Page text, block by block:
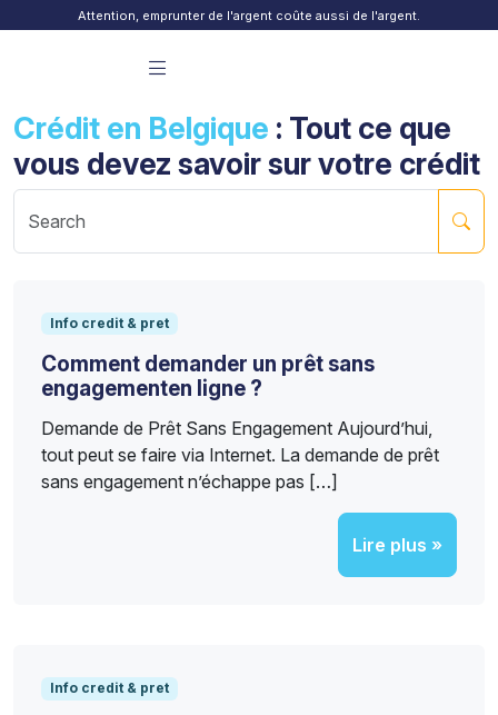
Skip to contentAttention, emprunter de l'argent coûte aussi de l'argent.
Crédit en Belgique : Tout ce que
vous devez savoir sur votre crédit
Info credit & pret
Comment demander un prêt sans
engagementen ligne ?
Demande de Prêt Sans Engagement Aujourd’hui,
tout peut se faire via Internet. La demande de prêt
sans engagement n’échappe pas […]
Lire plus »
Info credit & pret